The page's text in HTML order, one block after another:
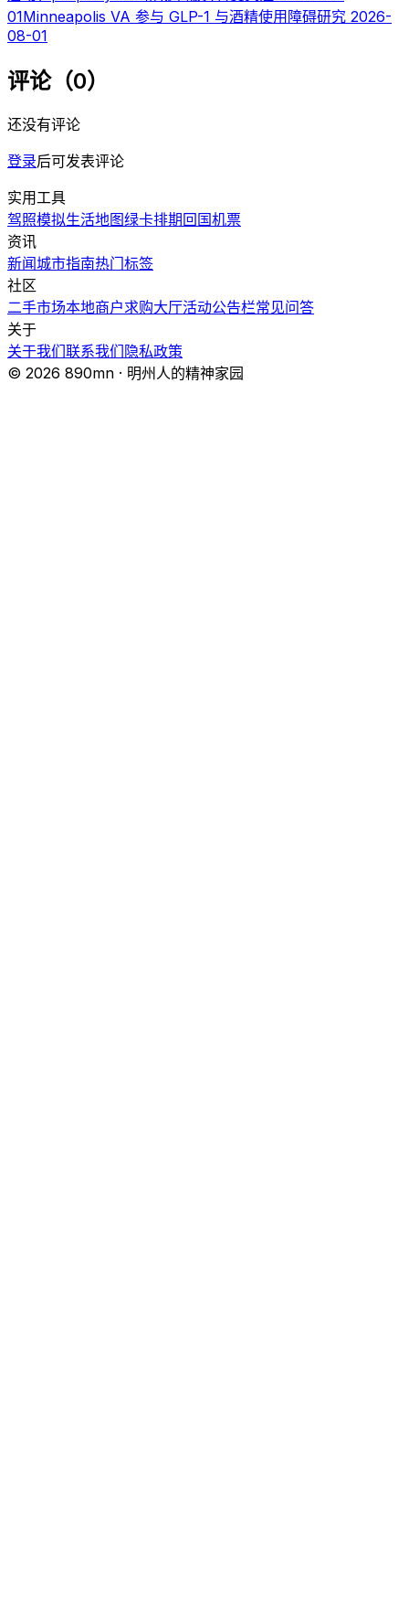
01Minneapolis VA 参与 GLP-1 与酒精使用障碍研究 2026-
08-01
评论（0）
还没有评论
登录后可发表评论
实用工具
驾照模拟生活地图绿卡排期 回国机票
资讯
新闻城市指南热门标签
社区
二手市场本地商户求购大厅活动公告栏常见问答
关于
关于我们联系我们 隐私政策
© 2026 890mn · 明州人的精神家园